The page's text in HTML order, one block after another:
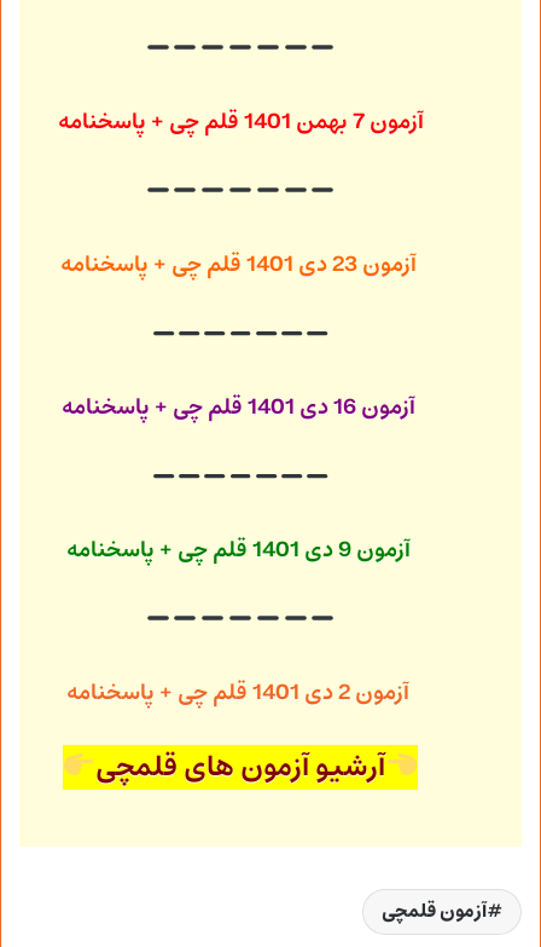
آزمون 7 بهمن 1401 قلم چی + پاسخنامه
آزمون 23 دی 1401 قلم چی + پاسخنامه
آزمون 16 دی 1401 قلم چی + پاسخنامه
آزمون 9 دی 1401 قلم چی + پاسخنامه
آزمون 2 دی 1401 قلم چی + پاسخنامه
آرشیو آزمون های قلمچی
آزمون قلمچی